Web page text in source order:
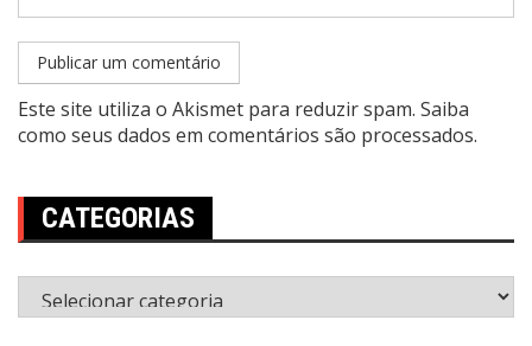
Este site utiliza o Akismet para reduzir spam. Saiba
como seus dados em comentários são processados.
CATEGORIAS
Categorias